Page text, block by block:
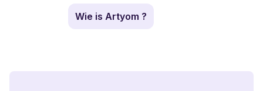
Wie is Artyom ?